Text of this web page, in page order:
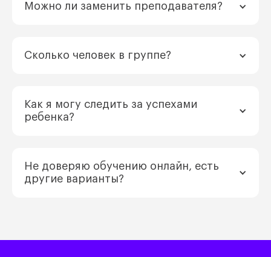
Можно ли заменить преподавателя?
Сколько человек в группе?
Как я могу следить за успехами
ребенка?
Не доверяю обучению онлайн, есть
другие варианты?